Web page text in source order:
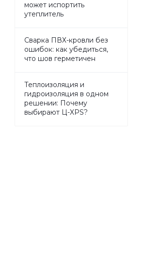
может испортить
утеплитель
Сварка ПВХ-кровли без
ошибок: как убедиться,
что шов герметичен
Теплоизоляция и
гидроизоляция в одном
решении: Почему
выбирают Ц-XPS?